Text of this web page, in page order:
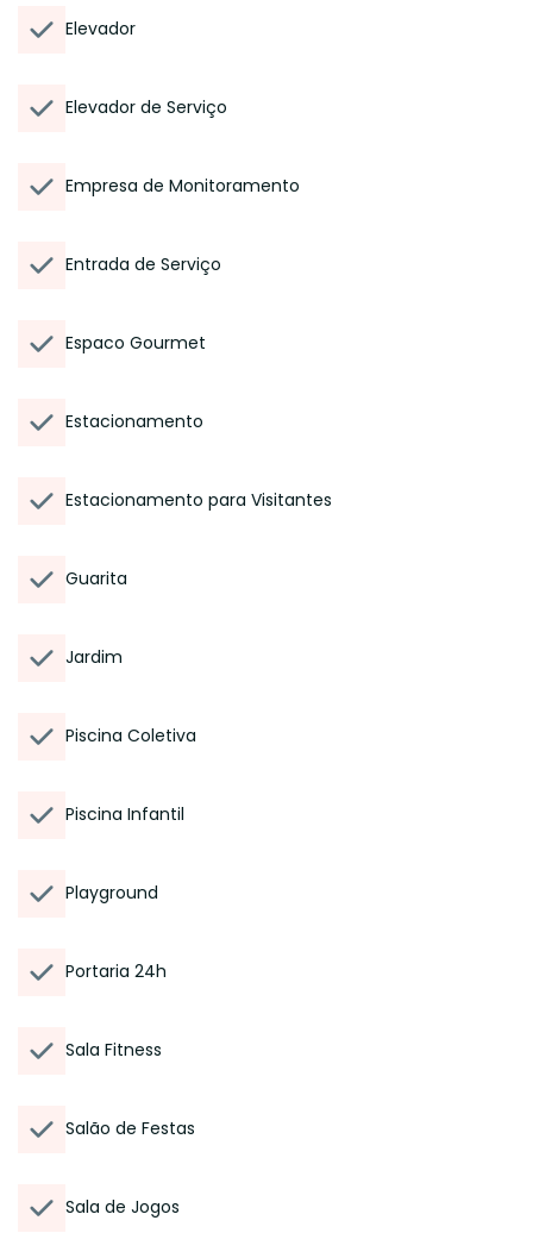
Elevador
Elevador de Serviço
Empresa de Monitoramento
Entrada de Serviço
Espaco Gourmet
Estacionamento
Estacionamento para Visitantes
Guarita
Jardim
Piscina Coletiva
Piscina Infantil
Playground
Portaria 24h
Sala Fitness
Salão de Festas
Sala de Jogos